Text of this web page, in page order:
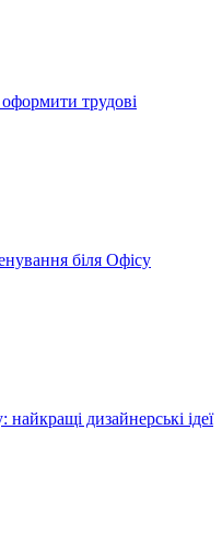
трудові
біля Офісу
найкращі дизайнерські ідеї